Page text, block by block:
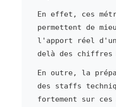
En effet, ces
permettent de
l'apport réel
delà des chiffres
En outre, la
des staffs
fortement sur ces